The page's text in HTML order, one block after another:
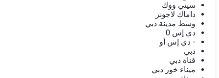
سيتي ووك
داماك لاجونز
وسط مدينة دبي
دي إس 0
- دي إس أو
دبي
قناة دبي
ميناء خور دبي